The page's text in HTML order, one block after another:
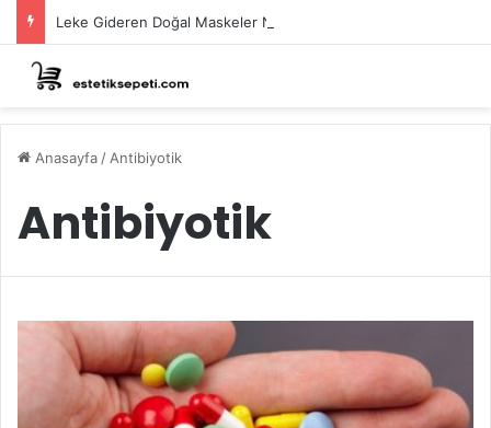
Leke Gideren Doğal Maskeler Nasıl Yapılır?
Anasayfa / Antibiyotik
Antibiyotik